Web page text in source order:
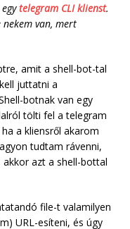
telegram CLI klienst.
van, mert
amit a shell-bot-tal
juttatni a
botnak van egy
tölti fel a telegram
a kliensről akarom
tudtam rávenni,
azt a shell-bottal
file-t valamilyen
URL-esíteni, és úgy